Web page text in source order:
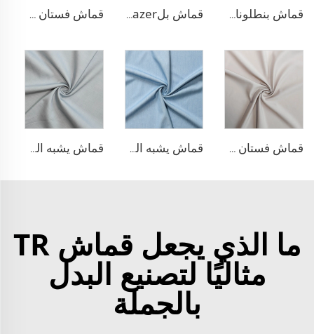
قماش بنطلونات بأسلوب التريكو من مادة TR قماش بلazer مطاطي من مادة TR قماش فستان منسوج مزدوج من مادة TR
قماش فستان منسوج مزدوج من مادة TR قماش يشبه الدنيم من مادة TR قماش يشبه الدنيم المطاطي من مادة TR
ما الذي يجعل قماش TR
مثاليًا لتصنيع البدل
بالجملة